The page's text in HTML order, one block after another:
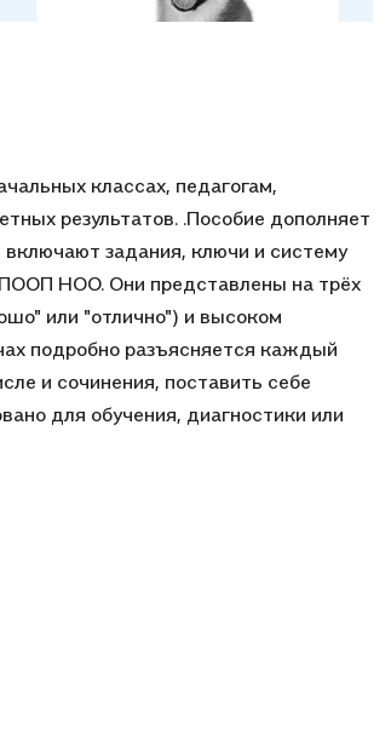
классах, педагогам,
результатов. .Пособие дополняет
включают задания, ключи и систему
НОО. Они представлены на трёх
или "отлично") и высоком
подробно разъясняется каждый
и сочинения, поставить себе
для обучения, диагностики или